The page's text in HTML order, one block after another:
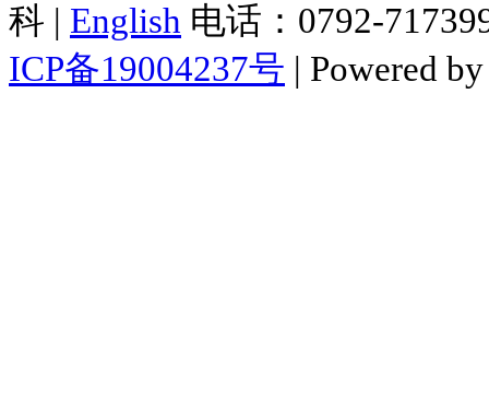
科 | English 电话：0792-
ICP备19004237号 | Powered